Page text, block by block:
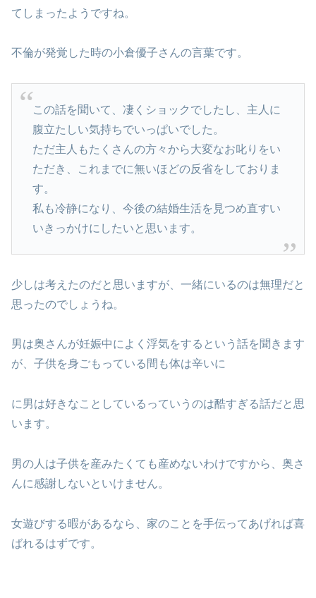
てしまったようですね。
不倫が発覚した時の小倉優子さんの言葉です。
この話を聞いて、凄くショックでしたし、主人に
腹立たしい気持ちでいっぱいでした。
ただ主人もたくさんの方々から大変なお叱りをい
ただき、これまでに無いほどの反省をしておりま
す。
私も冷静になり、今後の結婚生活を見つめ直すい
いきっかけにしたいと思います。
少しは考えたのだと思いますが、一緒にいるのは無理だと
思ったのでしょうね。
男は奥さんが妊娠中によく浮気をするという話を聞きます
が、子供を身ごもっている間も体は辛いに
に男は好きなことしているっていうのは酷すぎる話だと思
います。
男の人は子供を産みたくても産めないわけですから、奥さ
んに感謝しないといけません。
女遊びする暇があるなら、家のことを手伝ってあげれば喜
ばれるはずです。